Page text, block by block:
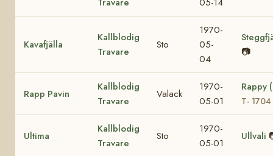
Kavafjälla
Kallblodig
Travare
Sto
1970-
05-
04
📷
Rapp Pavin
Kallblodig
Travare
Valack
1970-
05-01
Rappy
T- 1704
Ultima
Kallblodig
Travare
Sto
1970-
05-01
Ullvali